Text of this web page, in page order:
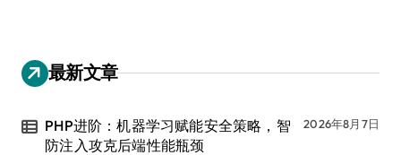
最新文章
PHP进阶：机器学习赋能安全策略，智
防注入攻克后端性能瓶颈
2026年8月7日